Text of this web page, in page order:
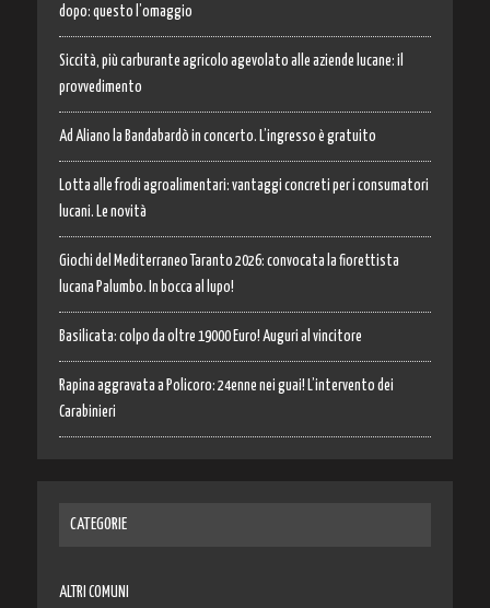
dopo: questo l’omaggio
Siccità, più carburante agricolo agevolato alle aziende lucane: il
provvedimento
Ad Aliano la Bandabardò in concerto. L’ingresso è gratuito
Lotta alle frodi agroalimentari: vantaggi concreti per i consumatori
lucani. Le novità
Giochi del Mediterraneo Taranto 2026: convocata la fiorettista
lucana Palumbo. In bocca al lupo!
Basilicata: colpo da oltre 19000 Euro! Auguri al vincitore
Rapina aggravata a Policoro: 24enne nei guai! L’intervento dei
Carabinieri
CATEGORIE
ALTRI COMUNI